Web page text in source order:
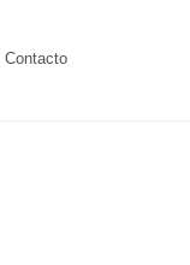
Contacto